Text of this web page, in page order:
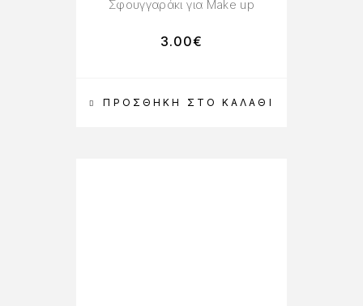
ΠΡΟΣΘΉΚΗ ΣΤΟ ΚΑΛΆΘΙ
Σφουγγαράκι για Make up
3.00€